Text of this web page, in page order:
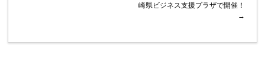
崎県ビジネス支援プラザで開催！
→